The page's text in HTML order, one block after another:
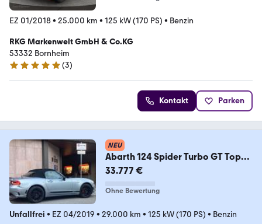
EZ 01/2018• 25.000 km • 125 kW (170 PS) • Benzin
RKG Markenwelt GmbH & Co.KG
53332 Bornheim
5 Sterne
(3)
Kontakt Parken
NEU
Abarth 124 Spider Turbo GT Top
Zustand
33.777 €
Ohne Bewertung
Unfallfrei • EZ 04/2019 • 29.000 km • 125 kW (170 PS) • Benzin